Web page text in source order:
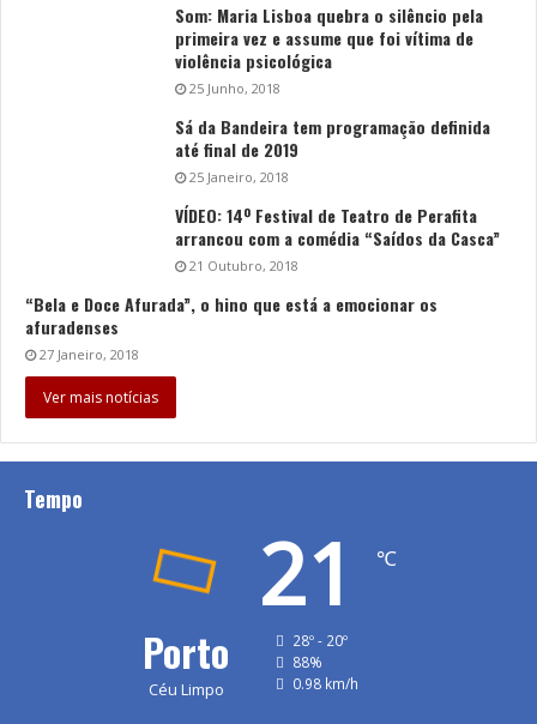
Som: Maria Lisboa quebra o silêncio pela
primeira vez e assume que foi vítima de
violência psicológica
25 Junho, 2018
Sá da Bandeira tem programação definida
até final de 2019
25 Janeiro, 2018
VÍDEO: 14º Festival de Teatro de Perafita
arrancou com a comédia “Saídos da Casca”
21 Outubro, 2018
“Bela e Doce Afurada”, o hino que está a emocionar os
afuradenses
27 Janeiro, 2018
Ver mais notícias
Tempo
Porto
Céu Limpo
21 ℃
28º - 20º
88%
0.98 km/h